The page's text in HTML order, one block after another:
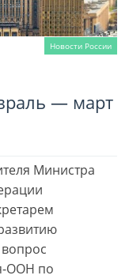
Новости России
— март
Министра
ООН по